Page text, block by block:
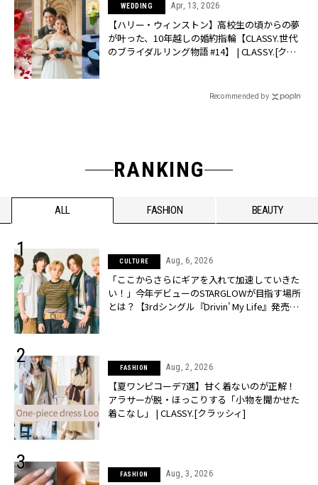
WEDDING Apr, 13, 2026
【ハリー・ウィンストン】高校生の頃からの夢
が叶った、10年越しの婚約指輪【CLASSY.世代
のブライダルリング物語 #14】 | CLASSY.[クラ
Recommended by
RANKING
ALL FASHION BEAUTY
CULTURE Aug, 6, 2026
「ここからさらにギアを入れて加速していきた
い！」今年デビューのSTARGLOWが目指す場所
とは？【3rdシングル『Drivin' My Life』発売】 |
FASHION Aug, 2, 2026
【夏ワンピコーデ7選】甘く着ないのが正解！
アラサーが脱・ほっこりする「小物を聞かせた
着こなし」 | CLASSY.[クラッシィ]
FASHION Aug, 3, 2026